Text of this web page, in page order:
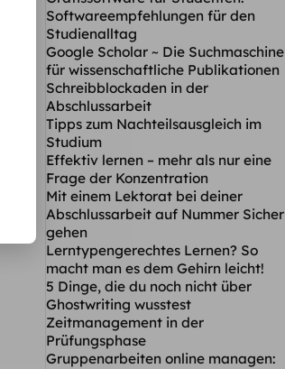
Softwareempfehlungen für den
Studienalltag
Google Scholar ~ Die Suchmaschine
für wissenschaftliche Publikationen
Schreibblockaden in der
Abschlussarbeit
Tipps zum Nachteilsausgleich im
Studium
Effektiv lernen – mehr als nur eine
Frage der Konzentration
Mit einem Lektorat bei deiner
Abschlussarbeit auf Nummer Sicher
gehen
Lerntypengerechtes Lernen? So
macht man es dem Gehirn leicht!
5 Dinge, die du noch nicht über
Ghostwriting wusstest
Zeitmanagement in der
Prüfungsphase
Gruppenarbeiten online managen: